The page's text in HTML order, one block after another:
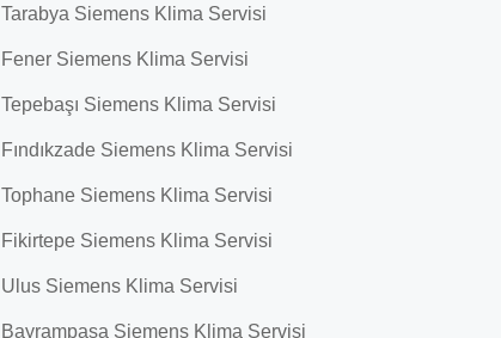
Tarabya Siemens Klima Servisi
Fener Siemens Klima Servisi
Tepebaşı Siemens Klima Servisi
Fındıkzade Siemens Klima Servisi
Tophane Siemens Klima Servisi
Fikirtepe Siemens Klima Servisi
Ulus Siemens Klima Servisi
Bayrampaşa Siemens Klima Servisi